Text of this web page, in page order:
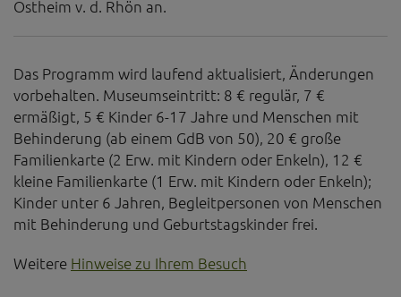
Diese Website nutzt Matomo Analytics für die Auswertung der
AnonymizeIP zur Anonymisierung Ihrer IP-Adresse, so dass diese gekürzt
wird und nicht mehr Ihrem Besuch auf unserer Internetseite zugeordnet
werden kann.
YouTube / Vimeo
Videos werden über die Plattformen YouTube oder Vimeo eingebunden.
Wir nutzen YouTube im erweiterten Datenschutzmodus. Dieser Modus
bewirkt laut YouTube, dass YouTube keine Informationen über die
Besucher auf dieser Website speichert, bevor diese sich das Video
ansehen.
Eingebundene Inhalte
Ostheim v. d. Rhön an.
Das Programm wird laufend aktualisiert, Änderungen
vorbehalten. Museumseintritt: 8 € regulär, 7 €
ermäßigt, 5 € Kinder 6-17 Jahre und Menschen mit
Behinderung (ab einem GdB von 50), 20 € große
Familienkarte (2 Erw. mit Kindern oder Enkeln), 12 €
kleine Familienkarte (1 Erw. mit Kindern oder Enkeln);
Kinder unter 6 Jahren, Begleitpersonen von Menschen
mit Behinderung und Geburtstagskinder frei.
Weitere Hinweise zu Ihrem Besuch